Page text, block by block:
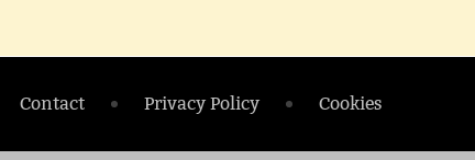
Contact Privacy Policy Cookies